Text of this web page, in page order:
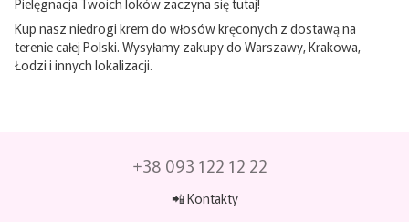
Pielęgnacja Twoich loków zaczyna się tutaj!
Kup nasz niedrogi krem ​​do włosów kręconych z dostawą na
terenie całej Polski. Wysyłamy zakupy do Warszawy, Krakowa,
Łodzi i innych lokalizacji.
+38 093 122 12 22
📲 Kontakty